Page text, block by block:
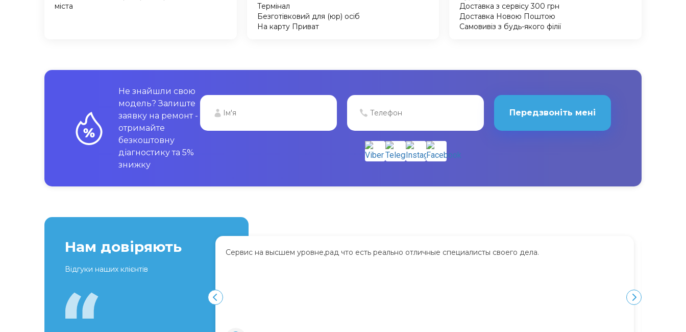
міста
Термінал
Безготівковий для (юр) осіб
На карту Приват
Доставка з сервісу 300 грн
Доставка Новою Поштою
Самовивіз з будь-якого філії
Не знайшли свою
модель? Залиште
заявку на ремонт -
отримайте
безкоштовну
діагностику та 5%
знижку
Передзвоніть мені
Нам довіряють
Відгуки наших клієнтів
Сервис на высшем уровне,рад что есть реально отличные специалисты своего дела.